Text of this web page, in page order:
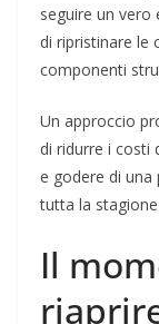
seguire un
di ripristinare le
componenti
Un approccio
di ridurre i costi
e godere di
tutta la
Il